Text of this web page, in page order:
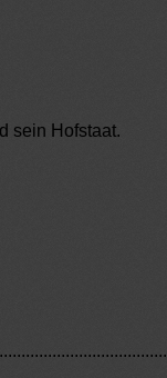
sein Hofstaat.